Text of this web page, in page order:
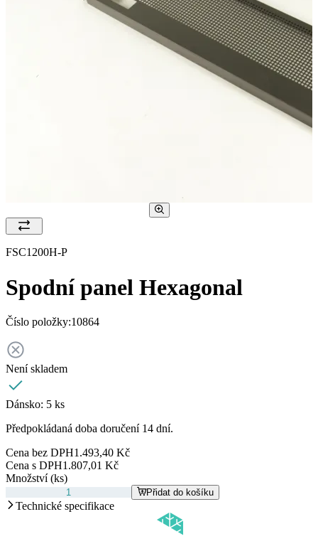
FSC1200H-P
Spodní panel Hexagonal
Číslo položky:10864
Není skladem
Dánsko: 5 ks
Předpokládaná doba doručení 14 dní.
Cena bez DPH1.493,40 Kč
Cena s DPH1.807,01 Kč
Množství (ks)
Přidat do košíku
Technické specifikace